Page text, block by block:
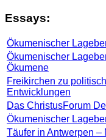
Essays:
Ökumenischer
Ökumenischer
Ökumene
Freikirchen zu
Entwicklungen
Das ChristusForum
Ökumenischer
Täufer in Antwerpen –